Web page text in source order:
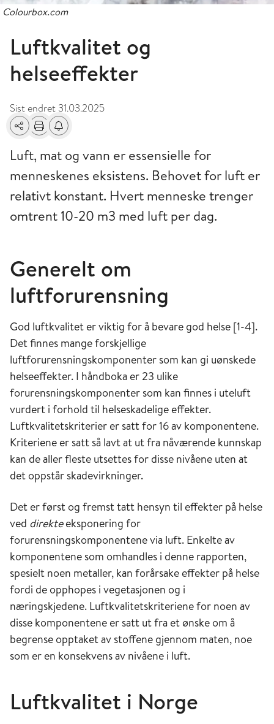
Colourbox.com
Luftkvalitet og
helseeffekter
Sist endret 31.03.2025
Del Skriv utFå varsel om endringer
Luft, mat og vann er essensielle for
menneskenes eksistens. Behovet for luft er
relativt konstant. Hvert menneske trenger
omtrent 10-­20 m3 med luft per dag.
Generelt om
luftforurensning
God luftkvalitet er viktig for å bevare god helse [1-4].
Det finnes mange forskjellige
luftforurensningskomponenter som kan gi uønskede
helseeffekter. I håndboka er 23 ulike
forurensningskomponenter som kan finnes i uteluft
vurdert i forhold til helseskadelige effekter.
Luftkvalitetskriterier er satt for 16 av komponentene.
Kriteriene er satt så lavt at ut fra nåværende kunnskap
kan de aller fleste utsettes for disse nivåene uten at
det oppstår skadevirkninger.
Det er først og fremst tatt hensyn til effekter på helse
ved direkteeksponering for
forurensningskomponentene via luft. Enkelte av
komponentene som omhandles i denne rapporten,
spesielt noen metaller, kan forårsake effekter på helse
fordi de opphopes i vegetasjonen og i
næringskjedene. Luftkvalitetskriteriene for noen av
disse komponentene er satt ut fra et ønske om å
begrense opptaket av stoffene gjennom maten, noe
som er en konsekvens av nivåene i luft.
Luftkvalitet i Norge